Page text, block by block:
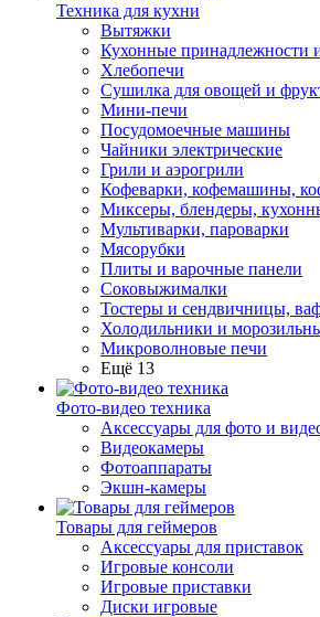
Техника для кухни
Вытяжки
Кухонные принадлежности
Хлебопечи
Сушилка для овощей и
Мини-печи
Посудомоечные машины
Чайники электрические
Грили и аэрогрили
Кофеварки, кофемашины,
Миксеры, блендеры,
Мультиварки, пароварки
Мясорубки
Плиты и варочные панели
Соковыжималки
Тостеры и сендвичницы,
Холодильники и
Микроволновые печи
Ещё 13
Фото-видео техника
Аксессуары для фото и
Видеокамеры
Фотоаппараты
Экшн-камеры
Товары для геймеров
Аксессуары для приставок
Игровые консоли
Игровые приставки
Диски игровые